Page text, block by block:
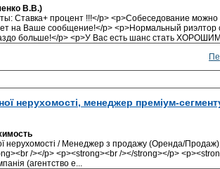
В.В.)
Ставка+ процент !!!</p> <p>Собеседование
на Ваше сообщение!</p> <p>Нормальный риэлтор
больше!</p> <p>У Вас есть шанс стать
нерухомості, менеджер преміум-
нерухомості / Менеджер з продажу (Оренда/
/></p> <p><strong><br /></strong></p>
(агентство е...